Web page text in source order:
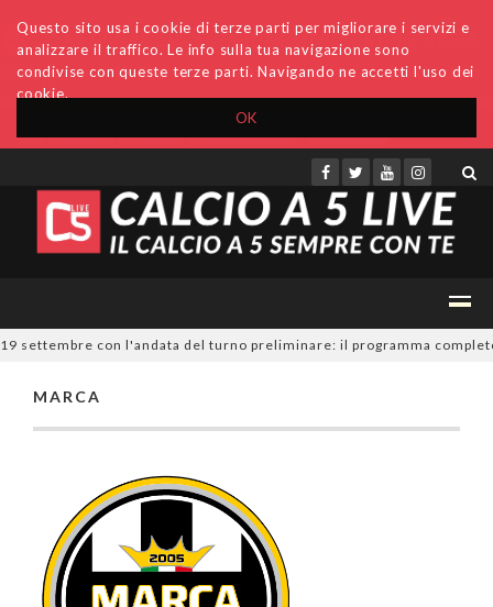
OK
Questo sito usa i cookie di terze parti per migliorare i servizi e
analizzare il traffico. Le info sulla tua navigazione sono
condivise con queste terze parti. Navigando ne accetti l'uso dei
cookie.
Accedi Archivio Invio comunicati Redazione
settembre con l'andata del turno preliminare: il programma completo
MARCA